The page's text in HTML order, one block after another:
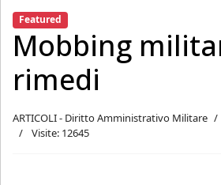
Featured
Mobbing
rimedi
ARTICOLI - Diritto Amministrativo Militare
Visite: 12645